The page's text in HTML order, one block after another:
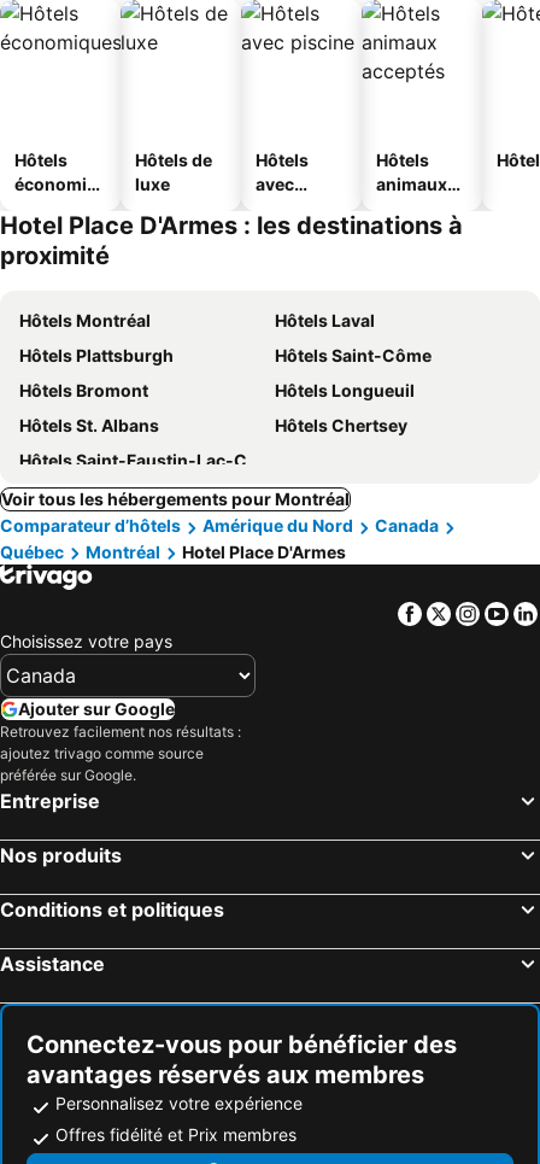
Hôtels
économiq
Hôtels de
luxe
Hôtels
avec
Hôtels
animaux
Hotel Place D'Armes : les destinations à
proximité
Hôtels Montréal
Hôtels Laval
Hôtels Plattsburgh
Hôtels Saint-Côme
Hôtels Bromont
Hôtels Longueuil
Hôtels St. Albans
Hôtels Chertsey
Hôtels Saint-Faustin-Lac-Carré
Voir tous les hébergements pour Montréal
Comparateur d’hôtels
Amérique du Nord
Canada
Québec
Montréal Hotel Place D'Armes
Facebook
Twitter
Choisissez votre pays
Ajouter sur Google
Retrouvez facilement nos résultats :
ajoutez trivago comme source
préférée sur Google.
Entreprise
Nos produits
Conditions et politiques
Assistance
Connectez-vous pour bénéficier des
avantages réservés aux membres
Personnalisez votre expérience
Offres fidélité et Prix membres